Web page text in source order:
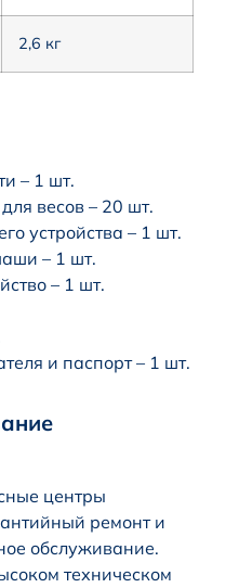
2,6 кг
– 1 шт.
весов – 20 шт.
устройства – 1 шт.
– 1 шт.
– 1 шт.
и паспорт – 1 шт.
центры
ремонт и
обслуживание.
техническом